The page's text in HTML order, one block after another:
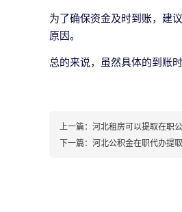
为了确保资金及时到账，建
原因。
总的来说，虽然具体的到账
上一篇： 河北租房可以提取在职
下一篇： 河北公积金在职代办提